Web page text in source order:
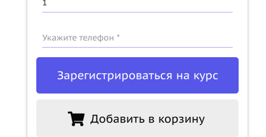
Укажите телефон *
Зарегистрироваться на курс
Добавить в корзину